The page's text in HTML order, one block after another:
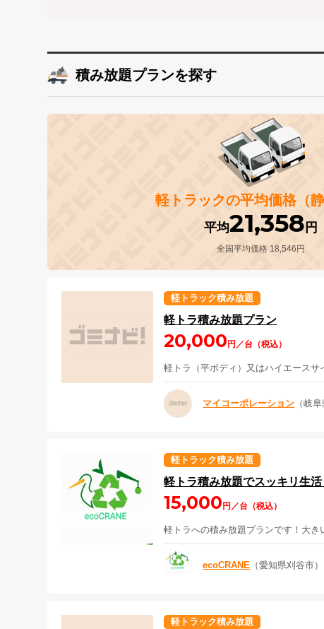
積み放題プランを探す
軽トラックの平均価格（静
平均21,358 円
全国平均価格 18,546円
軽トラック積み放題
軽トラ積み放題プラン
20,000 円／台（税込）
軽トラ（平ボディ）又はハイエース
マイコーポレーション （岐
軽トラック積み放題
軽トラ積み放題でスッキリ生
15,000 円／台（税込）
軽トラへの積み放題プランです！大き
ecoCRANE （愛知県刈谷市）
軽トラック積み放題